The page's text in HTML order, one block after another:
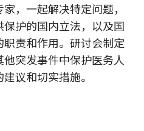
，一起解决特定问题，
护的国内立法，以及国
责和作用。研讨会制定
突发事件中保护医务人
议和切实措施。